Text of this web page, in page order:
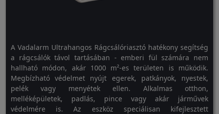
A Vadalarm Ultrahangos Rágcsálóriasztó hatékony segítség
a rágcsálók távol tartásában - emberi fül számára nem
hallható módon, akár 1000 m²-es területen is működik.
Megbízható védelmet nyújt egerek, patkányok, nyestek,
pelék vagy menyétek ellen. Alkalmas otthon,
melléképületek, padlás, pince vagy akár járművek
védelmére is. Az eszköz speciálisan kifejlesztett